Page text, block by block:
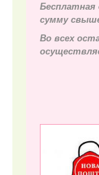
Бесплатная
сумму
Во всех